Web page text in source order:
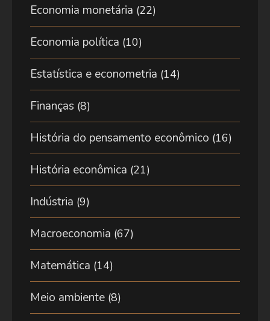
Economia monetária (22)
Economia política (10)
Estatística e econometria (14)
Finanças (8)
História do pensamento econômico (16)
História econômica (21)
Indústria (9)
Macroeconomia (67)
Matemática (14)
Meio ambiente (8)